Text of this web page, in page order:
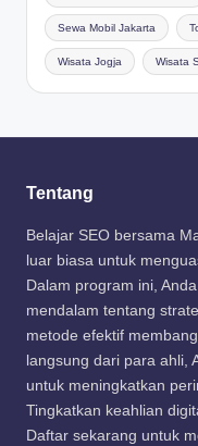
Sewa Mobil Jakarta
Wisata Jogja Wisata
Tentang
Belajar SEO bersama
luar biasa untuk
Dalam program ini,
mendalam tentang
metode efektif
langsung dari para ahli,
untuk meningkatkan
Tingkatkan keahlian
Daftar sekarang untuk